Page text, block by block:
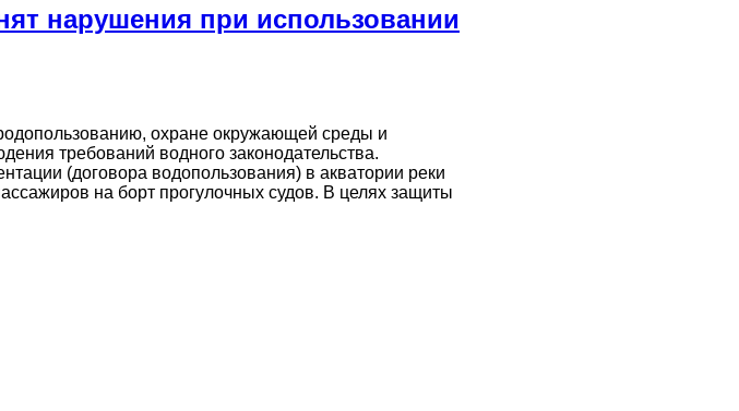
нарушения при использовании
охране окружающей среды и
требований водного законодательства.
(договора водопользования) в акватории реки
на борт прогулочных судов. В целях защиты